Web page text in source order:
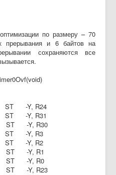
по размеру – 70
прерывания и 6 байтов на
сохраняются все
-Y, R24
-Y, R31
-Y, R30
-Y, R3
-Y, R2
-Y, R1
-Y, R0
-Y, R23